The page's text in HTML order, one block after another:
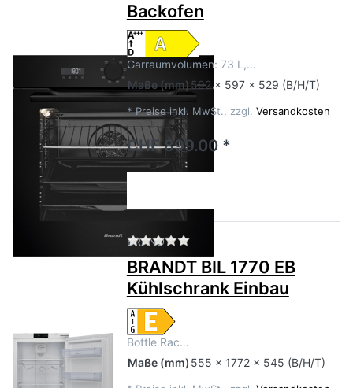
Backofen
Garraumvolumen: 73 L,…
Maße(mm)592 x 597 x 529 (B/H/T)
* Preise inkl. MwSt., zzgl. Versandkosten
CHF 899.00 *
BRANDT Zu diesem Produkt liegen
BRANDT BIL 1770 EB
Kühlschrank Einbau
Bottle Rac…
Maße (mm) 555 x 1772 x 545 (B/H/T)